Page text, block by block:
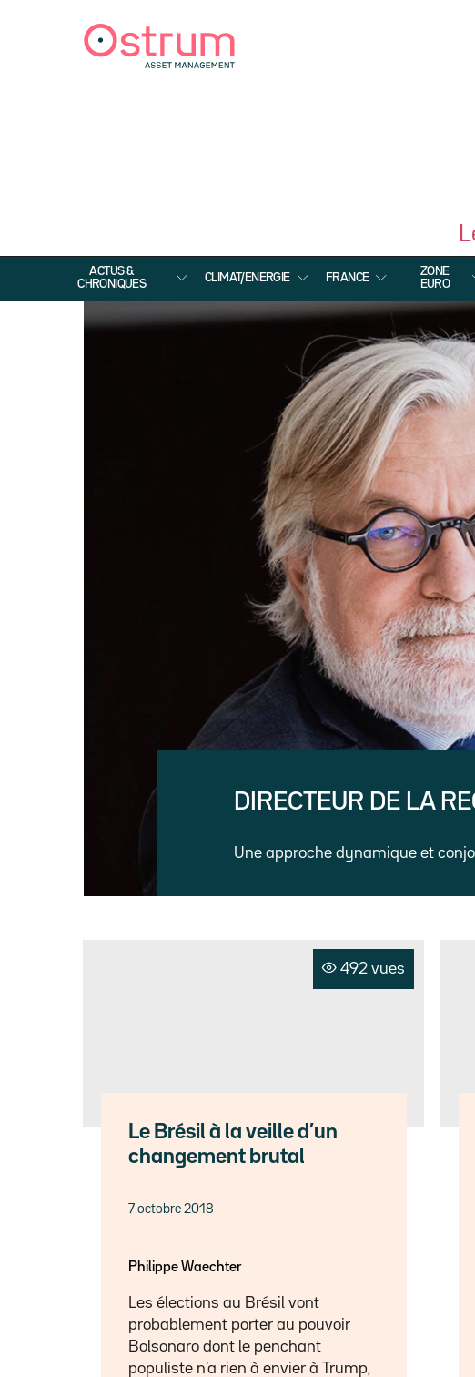
ACTUS &
CHRONIQUES
CLIMAT/ENERGIE FRANCE
ZONE
EURO
DIRECTEUR DE LA
Une approche dynamique et
492 vues
Le Brésil à la veille d’un
changement brutal
7 octobre 2018
Philippe Waechter
Les élections au Brésil vont
probablement porter au pouvoir
Bolsonaro dont le penchant
populiste n’a rien à envier à Trump,